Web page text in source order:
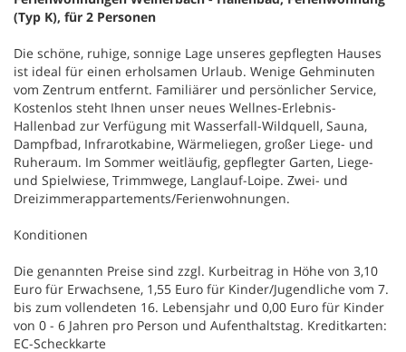
(Typ K), für 2 Personen
Die schöne, ruhige, sonnige Lage unseres gepflegten Hauses
ist ideal für einen erholsamen Urlaub. Wenige Gehminuten
vom Zentrum entfernt. Familiärer und persönlicher Service,
Kostenlos steht Ihnen unser neues Wellnes-Erlebnis-
Hallenbad zur Verfügung mit Wasserfall-Wildquell, Sauna,
Dampfbad, Infrarotkabine, Wärmeliegen, großer Liege- und
Ruheraum. Im Sommer weitläufig, gepflegter Garten, Liege-
und Spielwiese, Trimmwege, Langlauf-Loipe. Zwei- und
Dreizimmerappartements/Ferienwohnungen.
Konditionen
Die genannten Preise sind zzgl. Kurbeitrag in Höhe von 3,10
Euro für Erwachsene, 1,55 Euro für Kinder/Jugendliche vom 7.
bis zum vollendeten 16. Lebensjahr und 0,00 Euro für Kinder
von 0 - 6 Jahren pro Person und Aufenthaltstag. Kreditkarten:
EC-Scheckkarte